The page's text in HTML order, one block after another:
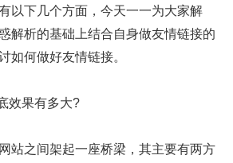
以下几个方面，今天一一为大家解
解析的基础上结合自身做友情链接的
如何做好友情链接。
果有多大?
之间架起一座桥梁，其主要有两方